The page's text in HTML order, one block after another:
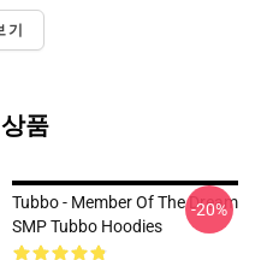
기
품
Tubbo - Member Of The Dream
SMP Tubbo Hoodies
-20%